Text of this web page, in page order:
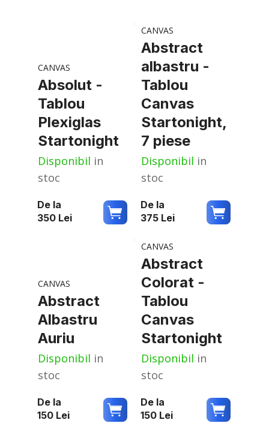
CANVAS
Absolut -
Tablou
Plexiglas
Startonight
Disponibil in
stoc
De la
350 Lei
CANVAS
Abstract
albastru -
Tablou
Canvas
Startonight,
7 piese
Disponibil in
stoc
De la
375 Lei
CANVAS
Abstract
Albastru
Auriu
Disponibil in
stoc
De la
150 Lei
CANVAS
Abstract
Colorat -
Tablou
Canvas
Startonight
Disponibil in
stoc
De la
150 Lei